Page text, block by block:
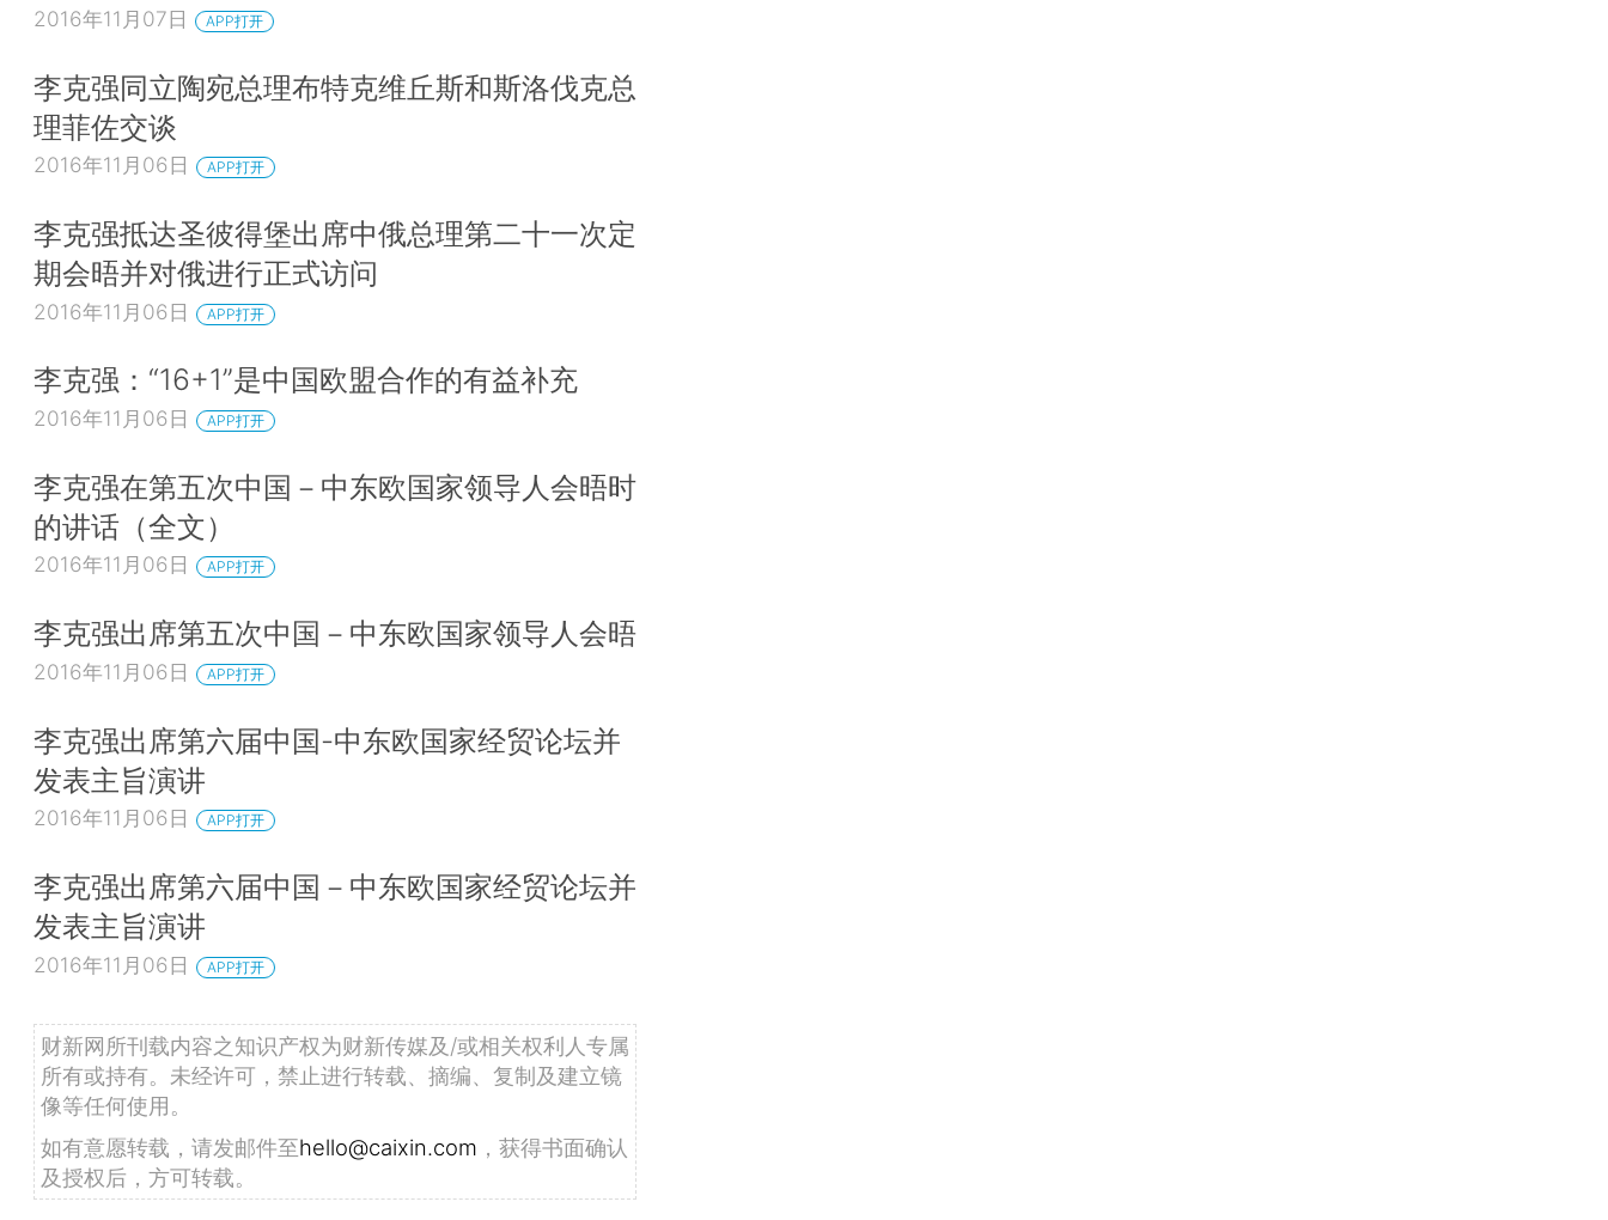
2016年11月07日 APP打开
李克强同立陶宛总理布特克维丘斯和斯洛伐克总
理菲佐交谈
2016年11月06日 APP打开
李克强抵达圣彼得堡出席中俄总理第二十一次定
期会晤并对俄进行正式访问
2016年11月06日 APP打开
李克强：“16+1”是中国欧盟合作的有益补充
2016年11月06日 APP打开
李克强在第五次中国－中东欧国家领导人会晤时
的讲话（全文）
2016年11月06日 APP打开
李克强出席第五次中国－中东欧国家领导人会晤
2016年11月06日 APP打开
李克强出席第六届中国-中东欧国家经贸论坛并
发表主旨演讲
2016年11月06日 APP打开
李克强出席第六届中国－中东欧国家经贸论坛并
发表主旨演讲
2016年11月06日 APP打开
财新网所刊载内容之知识产权为财新传媒及/或相关权利人专属
所有或持有。未经许可，禁止进行转载、摘编、复制及建立镜
像等任何使用。
如有意愿转载，请发邮件至hello@caixin.com ，获得书面确认
及授权后，方可转载。